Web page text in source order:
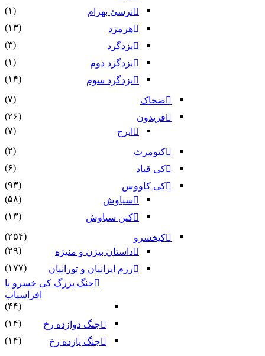
نرسئ بهرام‏
(۱)
هرمزد
(۱۳)
یزدگرد
(۳)
یزدگرد دوم
(۱)
یزدگرد سوم
(۱۴)
ضحاک
(۷)
فریدون
(۲۶)
ایرج
(۷)
کیومرث
(۲)
کی قباد
(۶)
کی کاووس
(۹۳)
سیاوش
(۵۸)
کین سیاوش
(۱۳)
کیخسرو
(۲۵۴)
داستان بیژن و منیژه
(۲۹)
رزم ایرانیان و تورانیان
(۱۷۷)
جنگ بزرگ کی خسرو با
افراسیاب
(۴۴)
جنگ دوازده رخ
(۱۴)
جنگ یازده رخ
(۱۴)